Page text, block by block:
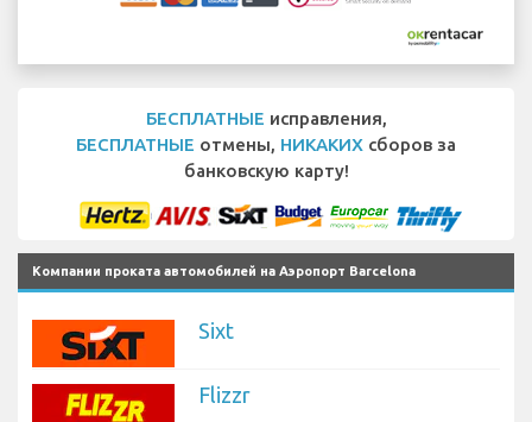
БЕСПЛАТНЫЕ исправления,
БЕСПЛАТНЫЕ отмены, НИКАКИХ сборов за
банковскую карту!
Компании проката автомобилей на Аэропорт Barcelona
Sixt
Flizzr